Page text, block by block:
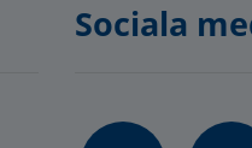
öppnas i nytt fönster.
Sociala